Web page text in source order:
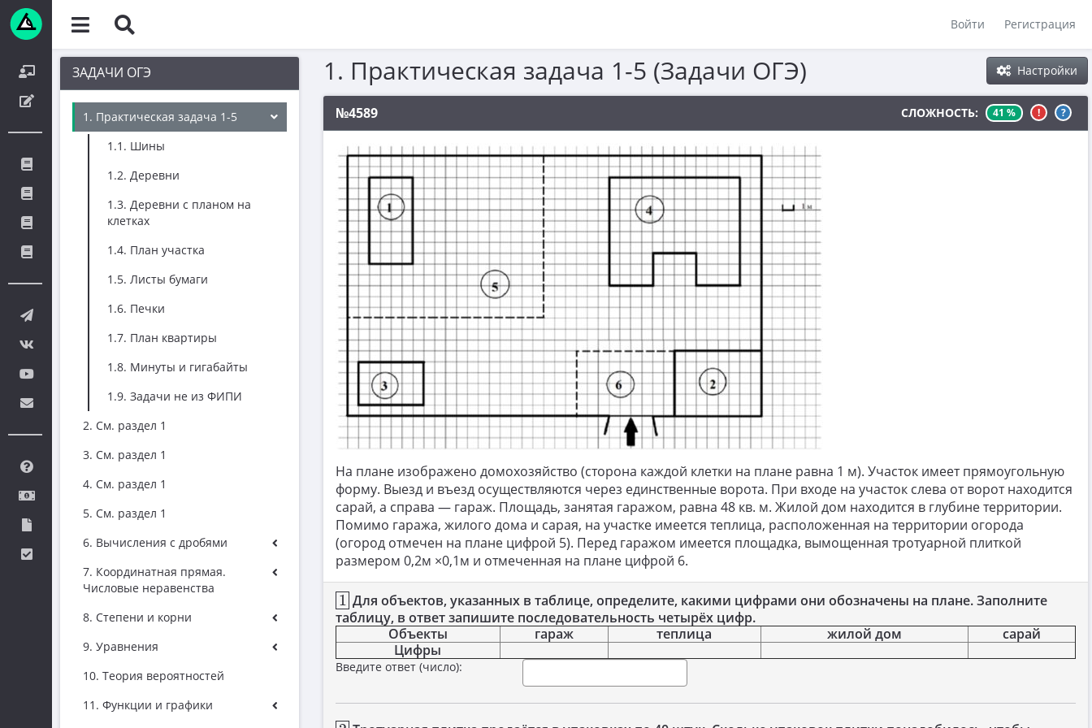
Войти Регистрация
ЗАДАЧИ ОГЭ
1. Практическая задача 1-5
1.1. Шины
1.2. Деревни
1.3. Деревни с планом на
клетках
1.4. План участка
1.5. Листы бумаги
1.6. Печки
1.7. План квартиры
1.8. Минуты и гигабайты
1.9. Задачи не из ФИПИ
2. См. раздел 1
3. См. раздел 1
4. См. раздел 1
5. См. раздел 1
6. Вычисления с дробями
7. Координатная прямая.
Числовые неравенства
8. Степени и корни
9. Уравнения
10. Теория вероятностей
11. Функции и графики
Настройки
1. Практическая задача 1-5 (Задачи ОГЭ)
№4589 СЛОЖНОСТЬ: 41 % ! ?
На плане изображено домохозяйство (сторона каждой клетки на плане равна 1 м). Участок имеет прямоугольную
форму. Выезд и въезд осуществляются через единственные ворота. При входе на участок слева от ворот находится
сарай, а справа — гараж. Площадь, занятая гаражом, равна 48 кв. м. Жилой дом находится в глубине территории.
Помимо гаража, жилого дома и сарая, на участке имеется теплица, расположенная на территории огорода
(огород отмечен на плане цифрой 5). Перед гаражом имеется площадка, вымощенная тротуарной плиткой
размером 0,2м ×0,1м и отмеченная на плане цифрой 6.
1
1 Для объектов, указанных в таблице, определите, какими цифрами они обозначены на плане. Заполните
таблицу, в ответ запишите последовательность четырёх цифр.
Объекты
гараж теплица жилой дом
сарай
Цифры
Введите ответ (число):
2